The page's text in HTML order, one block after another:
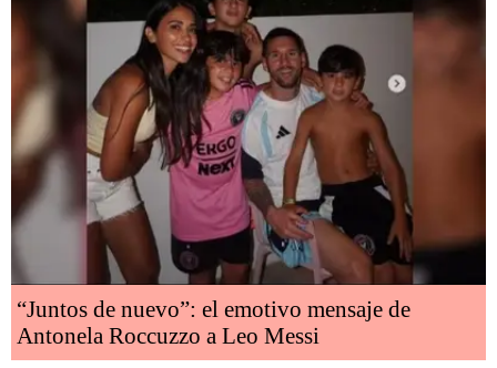
“Juntos de nuevo”: el emotivo mensaje de
Antonela Roccuzzo a Leo Messi